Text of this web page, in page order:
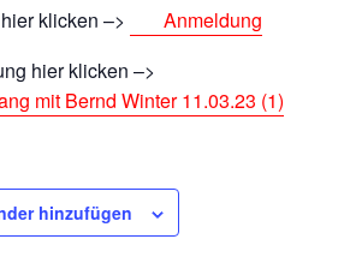
klicken –>
Anmeldung
hier klicken –>
mit Bernd Winter 11.03.23 (1)
hinzufügen